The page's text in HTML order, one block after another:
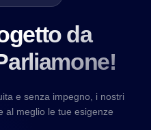
da
e senza impegno, i nostri
al meglio le tue esigenze